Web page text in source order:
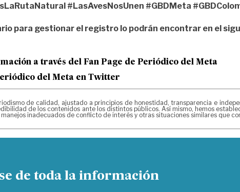
#LasAvesNosUnen #GBDMeta
para gestionar el registro lo podrán encontrar en el
a través del Fan Page de Periódico del Meta
del Meta en Twitter
de calidad, ajustado a principios de honestidad, transparencia e
de los contenidos ante los distintos públicos. Así mismo, hemos
inadecuados de conflicto de interés y otras situaciones similares que
de toda la información